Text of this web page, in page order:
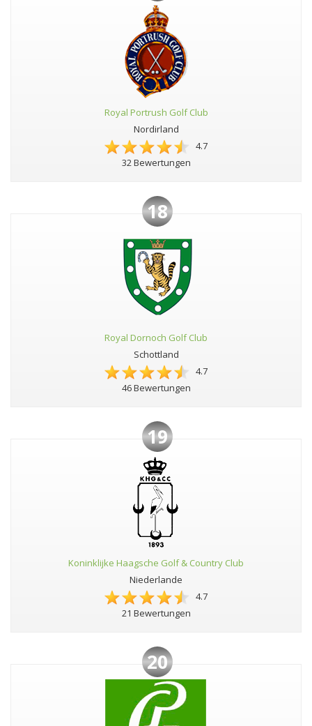
Royal Portrush Golf Club
Nordirland
4.7
32 Bewertungen
18
Royal Dornoch Golf Club
Schottland
4.7
46 Bewertungen
19
Koninklijke Haagsche Golf & Country Club
Niederlande
4.7
21 Bewertungen
20